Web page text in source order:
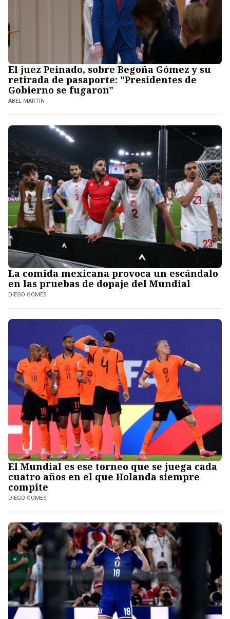
El juez Peinado, sobre Begoña Gómez y su
retirada de pasaporte: "Presidentes de
Gobierno se fugaron"
ABEL MARTÍN
La comida mexicana provoca un escándalo
en las pruebas de dopaje del Mundial
DIEGO GOMES
El Mundial es ese torneo que se juega cada
cuatro años en el que Holanda siempre
compite
DIEGO GOMES